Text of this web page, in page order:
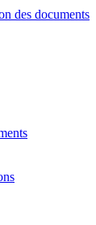
des documents